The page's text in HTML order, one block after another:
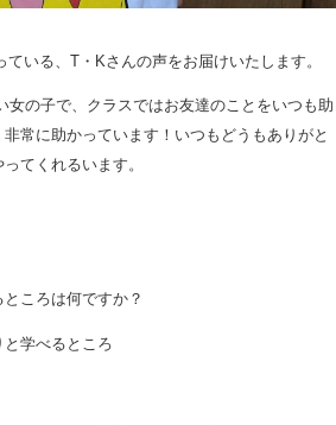
いる、T・Kさんの声をお届けいたします。
女の子で、クラスではお友達のことをいつも助
常に助かっています！いつもどうもありがと
てくれるいます。
ころは何ですか？
と学べるところ